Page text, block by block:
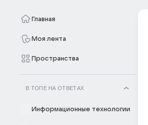
Главная
Моя лента
Пространства
В ТОПЕ НА ОТВЕТАХ
Информационные технологии